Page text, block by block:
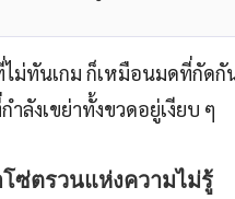
ม่ทันเกม ก็เหมือนมดที่กัดกัน
ลังเขย่าทั้งขวดอยู่เงียบ ๆ
ซ่ตรวนแห่งความไม่รู้